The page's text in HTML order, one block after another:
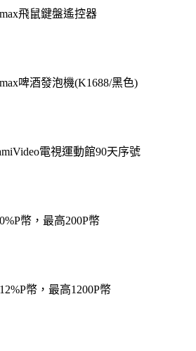
飛鼠鍵盤遙控器
啤酒發泡機(K1688/黑色)
電視運動館90天序號
幣，最高200P幣
幣，最高1200P幣